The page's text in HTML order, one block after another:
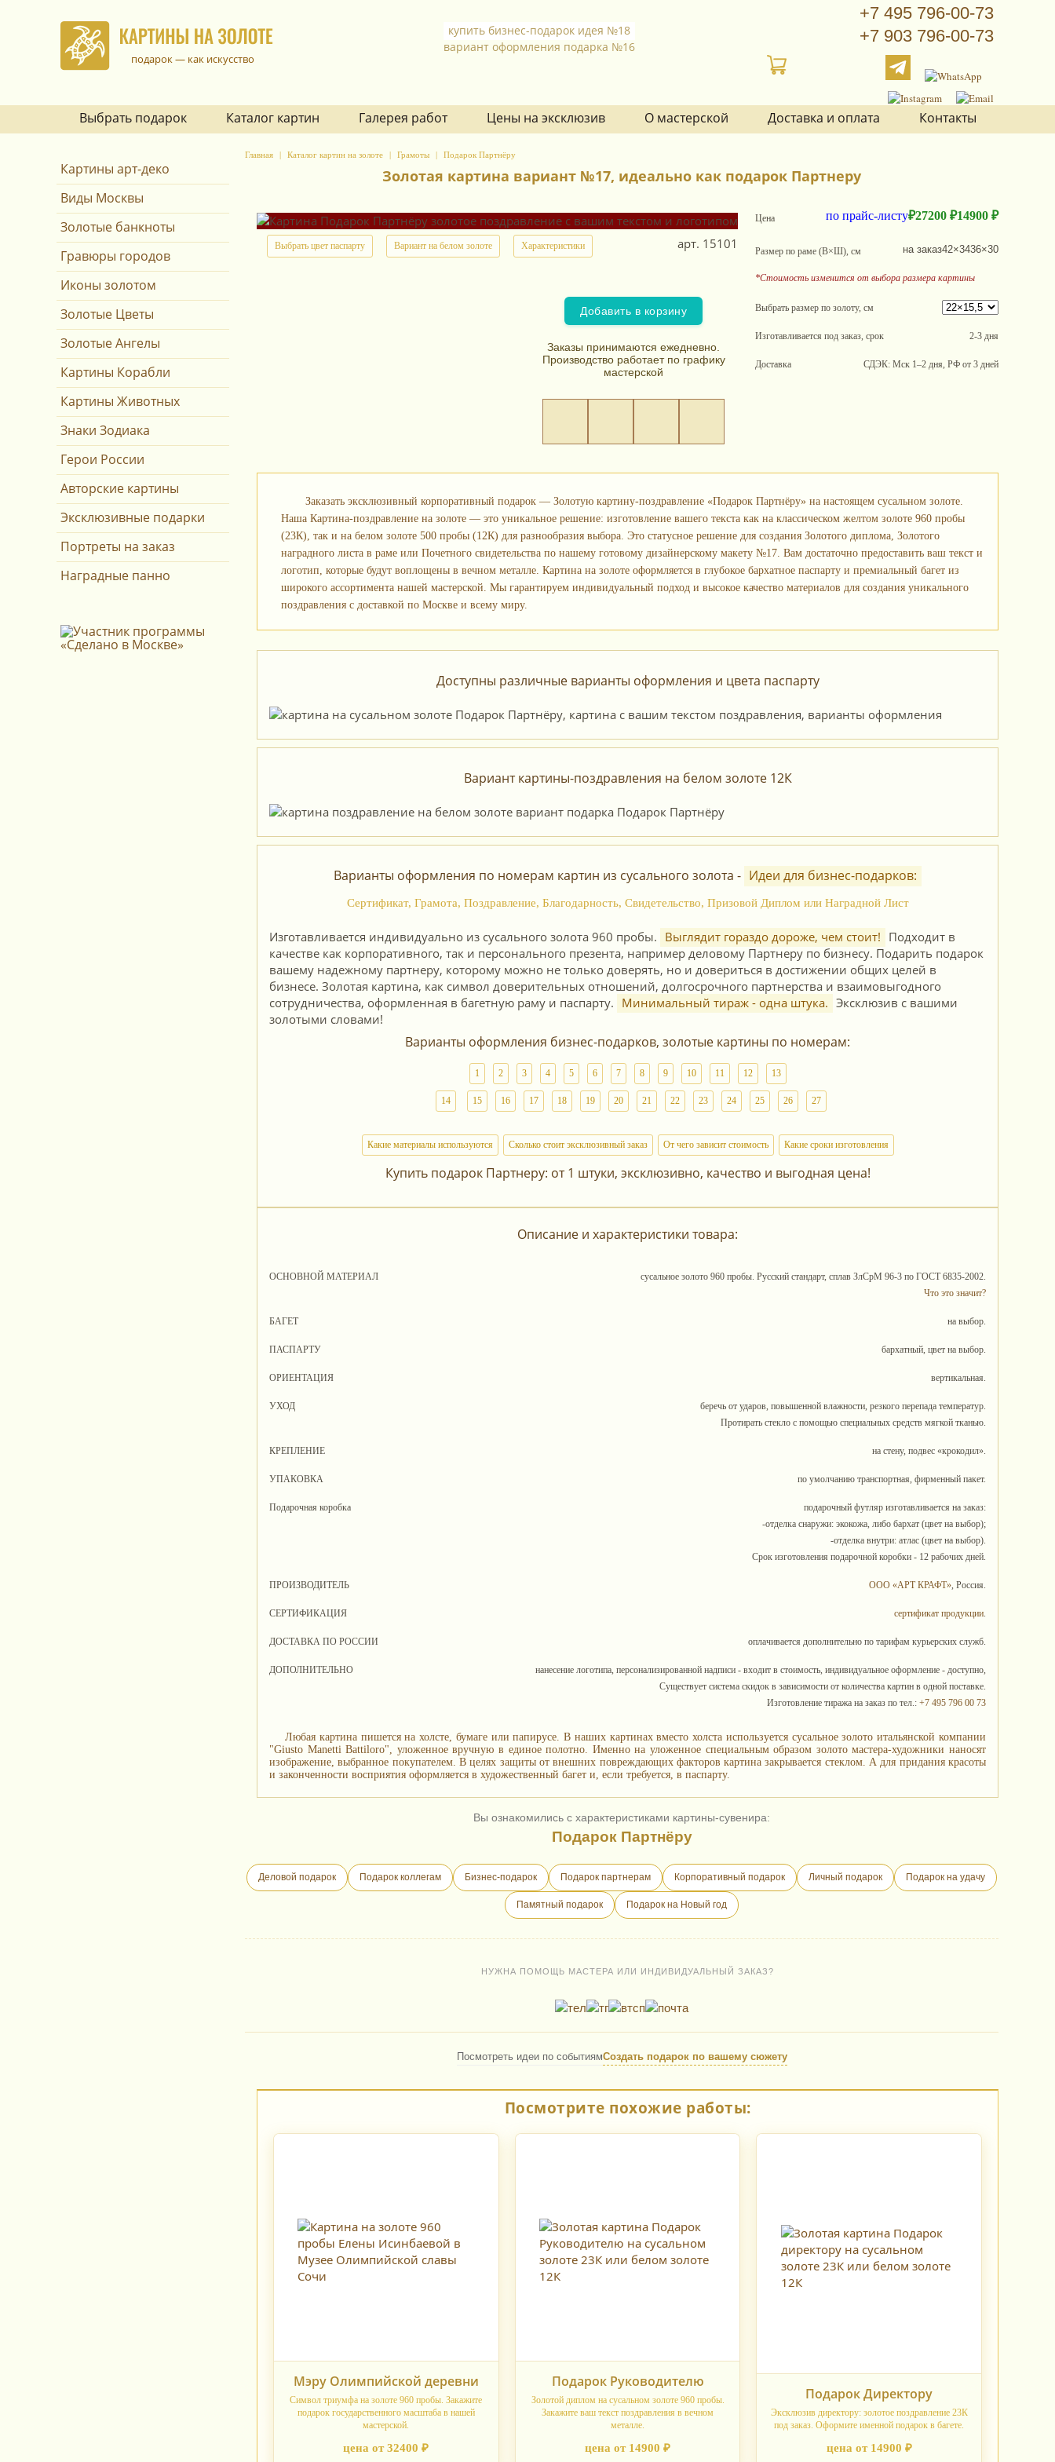
подарок — как искусство
купить бизнес-подарок идея №18
вариант оформления подарка №16
+7 495 796-00-73
+7 903 796-00-73
Выбрать подарок Каталог картин Галерея работ Цены на эксклюзив О мастерской Доставка и оплата Контакты
Картины арт-деко
Виды Москвы
Золотые банкноты
Гравюры городов
Иконы золотом
Золотые Цветы
Золотые Ангелы
Картины Корабли
Картины Животных
Знаки Зодиака
Герои России
Авторские картины
Эксклюзивные подарки
Портреты на заказ
Наградные панно
Главная Каталог картин на золоте Грамоты Подарок Партнёру
Золотая картина вариант №17, идеально как подарок Партнеру
Выбрать цвет паспарту Вариант на белом золоте Характеристики арт. 15101
Цена 14900 ₽
27200 ₽
₽
по прайс-листу
Размер по раме (В×Ш), см 36×30
42×34
на заказ
*Стоимость изменится от выбора размера картины
Выбрать размер по золоту, см
Изготавливается под заказ, срок 2-3 дня
Доставка СДЭК: Мск 1–2 дня, РФ от 3 дней
Добавить в корзину
Заказы принимаются ежедневно.
Производство работает по графику
мастерской
Заказать эксклюзивный корпоративный подарок — Золотую картину-поздравление «Подарок Партнёру» на настоящем сусальном золоте.
Наша Картина-поздравление на золоте — это уникальное решение: изготовление вашего текста как на классическом желтом золоте 960 пробы
(23К), так и на белом золоте 500 пробы (12К) для разнообразия выбора. Это статусное решение для создания Золотого диплома, Золотого
наградного листа в раме или Почетного свидетельства по нашему готовому дизайнерскому макету №17. Вам достаточно предоставить ваш текст и
логотип, которые будут воплощены в вечном металле. Картина на золоте оформляется в глубокое бархатное паспарту и премиальный багет из
широкого ассортимента нашей мастерской. Мы гарантируем индивидуальный подход и высокое качество материалов для создания уникального
поздравления с доставкой по Москве и всему миру.
Доступны различные варианты оформления и цвета паспарту
Вариант картины-поздравления на белом золоте 12К
Варианты оформления по номерам картин из сусального золота - Идеи для бизнес-подарков:
Сертификат, Грамота, Поздравление, Благодарность, Свидетельство, Призовой Диплом или Наградной Лист
Изготавливается индивидуально из сусального золота 960 пробы. Выглядит гораздо дороже, чем стоит! Подходит в
качестве как корпоративного, так и персонального презента, например деловому Партнеру по бизнесу. Подарить подарок
вашему надежному партнеру, которому можно не только доверять, но и довериться в достижении общих целей в
бизнесе. Золотая картина, как символ доверительных отношений, долгосрочного партнерства и взаимовыгодного
сотрудничества, оформленная в багетную раму и паспарту. Минимальный тираж - одна штука. Эксклюзив с вашими
золотыми словами!
Варианты оформления бизнес-подарков, золотые картины по номерам:
1 2 3 4 5 6 7 8 9 10 11 12 13
14 15 16 17 18 19 20 21 22 23 24 25 26 27
Какие материалы используются Сколько стоит эксклюзивный заказ От чего зависит стоимость Какие сроки изготовления
Купить подарок Партнеру: от 1 штуки, эксклюзивно, качество и выгодная цена!
Описание и характеристики товара:
ОСНОВНОЙ МАТЕРИАЛ
сусальное золото 960 пробы. Русский стандарт, сплав ЗлСрМ 96-3 по ГОСТ 6835-2002.
Что это значит?
БАГЕТ на выбор.
ПАСПАРТУ бархатный, цвет на выбор.
ОРИЕНТАЦИЯ вертикальная.
УХОД
беречь от ударов, повышенной влажности, резкого перепада температур.
Протирать стекло с помощью специальных средств мягкой тканью.
КРЕПЛЕНИЕ на стену, подвес «крокодил».
УПАКОВКА по умолчанию транспортная, фирменный пакет.
Подарочная коробка
подарочный футляр изготавливается на заказ:
-отделка снаружи: экокожа, либо бархат (цвет на выбор);
-отделка внутри: атлас (цвет на выбор).
Срок изготовления подарочной коробки - 12 рабочих дней.
ПРОИЗВОДИТЕЛЬ ООО «АРТ КРАФТ», Россия.
СЕРТИФИКАЦИЯ сертификат продукции.
ДОСТАВКА ПО РОССИИ оплачивается дополнительно по тарифам курьерских служб.
ДОПОЛНИТЕЛЬНО
нанесение логотипа, персонализированной надписи - входит в стоимость, индивидуальное оформление - доступно,
Существует система скидок в зависимости от количества картин в одной поставке.
Изготовление тиража на заказ по тел.: +7 495 796 00 73
Любая картина пишется на холсте, бумаге или папирусе. В наших картинах вместо холста используется сусальное золото итальянской компании
"Giusto Manetti Battiloro", уложенное вручную в единое полотно. Именно на уложенное специальным образом золото мастера-художники наносят
изображение, выбранное покупателем. В целях защиты от внешних повреждающих факторов картина закрывается стеклом. А для придания красоты
и законченности восприятия оформляется в художественный багет и, если требуется, в паспарту.
Вы ознакомились с характеристиками картины-сувенира:
Подарок Партнёру
Деловой подарок Подарок коллегам Бизнес-подарок Подарок партнерам Корпоративный подарок Личный подарок Подарок на удачу
Памятный подарок Подарок на Новый год
НУЖНА ПОМОЩЬ МАСТЕРА ИЛИ ИНДИВИДУАЛЬНЫЙ ЗАКАЗ?
Посмотреть идеи по событиямСоздать подарок по вашему сюжету
Посмотрите похожие работы:
Мэру Олимпийской деревни
Символ триумфа на золоте 960 пробы. Закажите
подарок государственного масштаба в нашей
мастерской.
цена от 32400 ₽
Подарок Руководителю
Золотой диплом на сусальном золоте 960 пробы.
Закажите ваш текст поздравления в вечном
металле.
цена от 14900 ₽
Подарок Директору
Эксклюзив директору: золотое поздравление 23К
под заказ. Оформите именной подарок в багете.
цена от 14900 ₽